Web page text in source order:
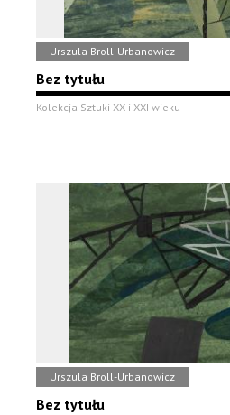
Urszula Broll-Urbanowicz
Bez tytułu
Kolekcja Sztuki XX i XXI wieku
Urszula Broll-Urbanowicz
Bez tytułu